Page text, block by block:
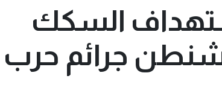
استهداف السكك
جرائم حرب